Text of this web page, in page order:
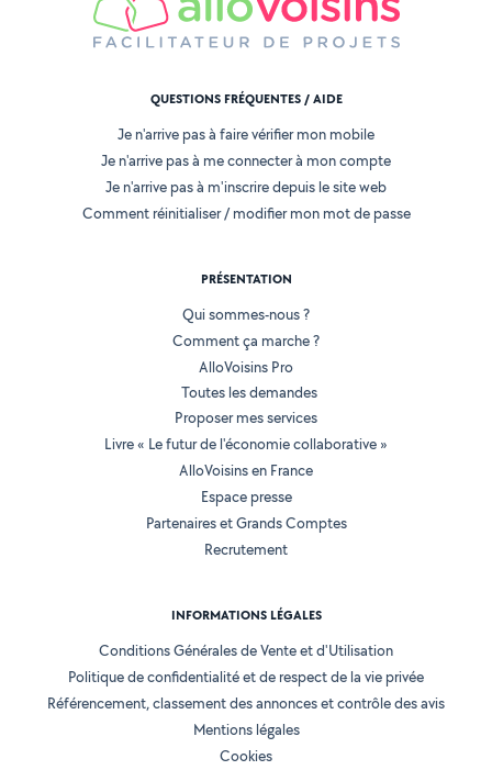
QUESTIONS FRÉQUENTES / AIDE
Je n'arrive pas à faire vérifier mon mobile
Je n'arrive pas à me connecter à mon compte
Je n'arrive pas à m'inscrire depuis le site web
Comment réinitialiser / modifier mon mot de passe
PRÉSENTATION
Qui sommes-nous ?
Comment ça marche ?
AlloVoisins Pro
Toutes les demandes
Proposer mes services
Livre « Le futur de l'économie collaborative »
AlloVoisins en France
Espace presse
Partenaires et Grands Comptes
Recrutement
INFORMATIONS LÉGALES
Conditions Générales de Vente et d'Utilisation
Politique de confidentialité et de respect de la vie privée
Référencement, classement des annonces et contrôle des avis
Mentions légales
Cookies